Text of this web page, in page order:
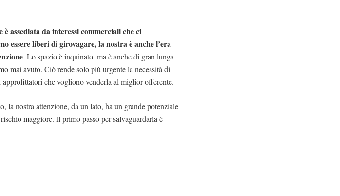
assediata da interessi commerciali che ci
essere liberi di girovagare, la nostra è anche l’era
. Lo spazio è inquinato, ma è anche di gran lunga
mai avuto. Ciò rende solo più urgente la necessità di
che vogliono venderla al miglior offerente.
la nostra attenzione, da un lato, ha un grande potenziale
maggiore. Il primo passo per salvaguardarla è